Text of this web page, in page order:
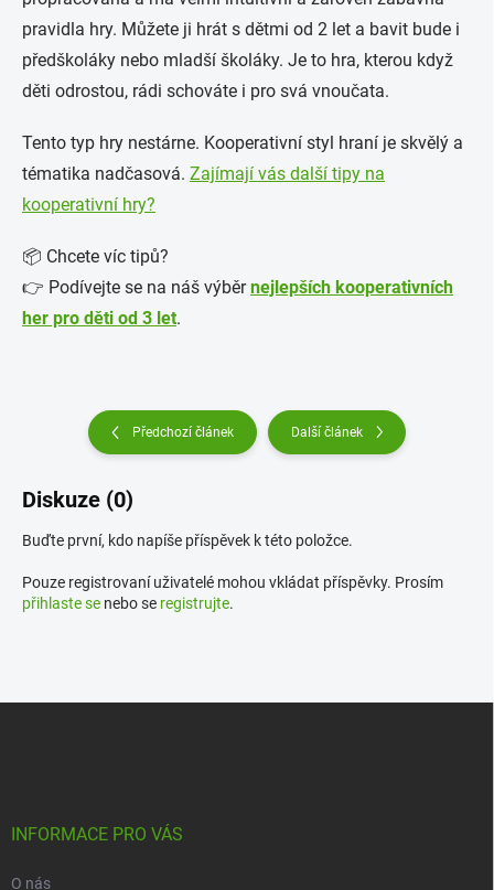
pravidla hry. Můžete ji hrát s dětmi od 2 let a bavit bude i
předškoláky nebo mladší školáky. Je to hra, kterou když
děti odrostou, rádi schováte i pro svá vnoučata.
Tento typ hry nestárne. Kooperativní styl hraní je skvělý a
tématika nadčasová. Zajímají vás další tipy na
kooperativní hry?
📦 Chcete víc tipů?
👉 Podívejte se na náš výběrnejlepších kooperativních
her pro děti od 3 let.
Předchozí článek Další článek
Diskuze (0)
Buďte první, kdo napíše příspěvek k této položce.
Pouze registrovaní uživatelé mohou vkládat příspěvky. Prosím
přihlaste se nebo se registrujte.
INFORMACE PRO VÁS
O nás